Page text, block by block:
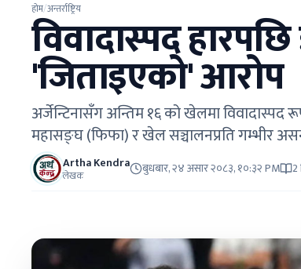
होम/अन्तर्राष्ट्रिय
विवादास्पद
'जिताइएको' आरोप
अर्जेन्टिनासँग अन्तिम १६ को खेलमा विवादास्पद
महासङ्घ (फिफा) र खेल सञ्चालनप्रति गम्भीर
Artha Kendra
लेखक बुधबार, २४ असार २०८३, १०:३२ PM 2